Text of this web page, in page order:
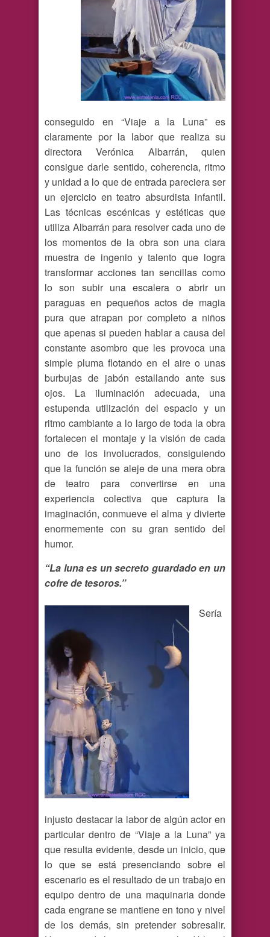
conseguido en “Viaje a la Luna” es
claramente por la labor que realiza su
directora Verónica Albarrán, quien
consigue darle sentido, coherencia, ritmo
y unidad a lo que de entrada pareciera ser
un ejercicio en teatro absurdista infantil.
Las técnicas escénicas y estéticas que
utiliza Albarrán para resolver cada uno de
los momentos de la obra son una clara
muestra de ingenio y talento que logra
transformar acciones tan sencillas como
lo son subir una escalera o abrir un
paraguas en pequeños actos de magia
pura que atrapan por completo a niños
que apenas si pueden hablar a causa del
constante asombro que les provoca una
simple pluma flotando en el aire o unas
burbujas de jabón estallando ante sus
ojos. La iluminación adecuada, una
estupenda utilización del espacio y un
ritmo cambiante a lo largo de toda la obra
fortalecen el montaje y la visión de cada
uno de los involucrados, consiguiendo
que la función se aleje de una mera obra
de teatro para convertirse en una
experiencia colectiva que captura la
imaginación, conmueve el alma y divierte
enormemente con su gran sentido del
humor.
“La luna es un secreto guardado en un
cofre de tesoros.”
Sería
injusto destacar la labor de algún actor en
particular dentro de “Viaje a la Luna” ya
que resulta evidente, desde un inicio, que
lo que se está presenciando sobre el
escenario es el resultado de un trabajo en
equipo dentro de una maquinaria donde
cada engrane se mantiene en tono y nivel
de los demás, sin pretender sobresalir.